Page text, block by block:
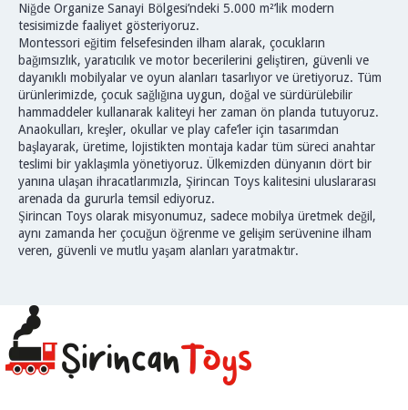
Niğde Organize Sanayi Bölgesi’ndeki 5.000 m²’lik modern
tesisimizde faaliyet gösteriyoruz.
Montessori eğitim felsefesinden ilham alarak, çocukların
bağımsızlık, yaratıcılık ve motor becerilerini geliştiren, güvenli ve
dayanıklı mobilyalar ve oyun alanları tasarlıyor ve üretiyoruz. Tüm
ürünlerimizde, çocuk sağlığına uygun, doğal ve sürdürülebilir
hammaddeler kullanarak kaliteyi her zaman ön planda tutuyoruz.
Anaokulları, kreşler, okullar ve play cafe’ler için tasarımdan
başlayarak, üretime, lojistikten montaja kadar tüm süreci anahtar
teslimi bir yaklaşımla yönetiyoruz. Ülkemizden dünyanın dört bir
yanına ulaşan ihracatlarımızla, Şirincan Toys kalitesini uluslararası
arenada da gururla temsil ediyoruz.
Şirincan Toys olarak misyonumuz, sadece mobilya üretmek değil,
aynı zamanda her çocuğun öğrenme ve gelişim serüvenine ilham
veren, güvenli ve mutlu yaşam alanları yaratmaktır.